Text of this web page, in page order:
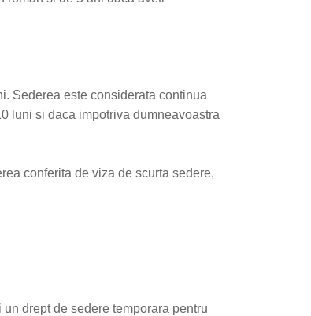
Sederea este considerata continua
luni si daca impotriva dumneavoastra
conferita de viza de scurta sedere,
drept de sedere temporara pentru